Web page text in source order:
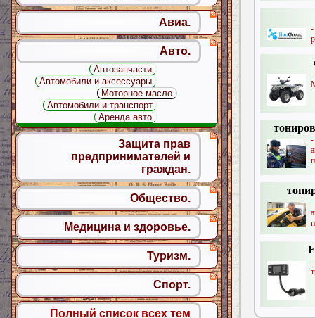
Авиа.
Авто.
Автозапчасти.
Автомобили и аксессуары.
Моторное масло.
Автомобили и транспорт.
Аренда авто.
Защита прав
предпринимателей и
граждан.
Общество.
Медицина и здоровье.
Туризм.
Спорт.
Полный список всех тем